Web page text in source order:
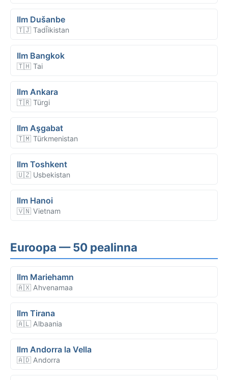
Ilm Dušanbe
🇹🇯 TadĪikistan
Ilm Bangkok
🇹🇭 Tai
Ilm Ankara
🇹🇷 Türgi
Ilm Aşgabat
🇹🇲 Türkmenistan
Ilm Toshkent
🇺🇿 Usbekistan
Ilm Hanoi
🇻🇳 Vietnam
Euroopa — 50 pealinna
Ilm Mariehamn
🇦🇽 Ahvenamaa
Ilm Tirana
🇦🇱 Albaania
Ilm Andorra la Vella
🇦🇩 Andorra